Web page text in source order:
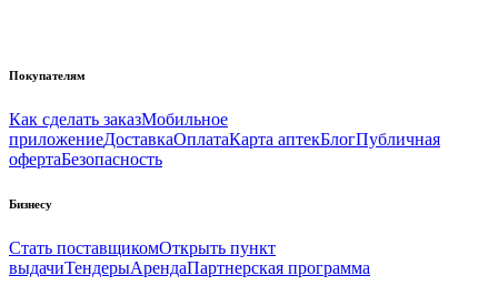
Покупателям
Как сделать заказМобильное
приложениеДоставкаОплатаКарта аптекБлогПубличная
офертаБезопасность
Бизнесу
Стать поставщикомОткрыть пункт
выдачиТендерыАрендаПартнерская программа